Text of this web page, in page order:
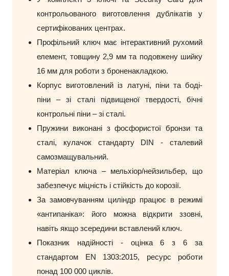
контрольованого виготовлення дублікатів у
сертифікованих центрах.
Профільний ключ має інтерактивний рухомий
елемент, товщину 2,9 мм та подовжену шийку
16 мм для роботи з броненакладкою.
Корпус виготовлений із латуні, піни та боді-
піни – зі сталі підвищеної твердості, бічні
контрольні піни – зі сталі.
Пружини виконані з фосфористої бронзи та
сталі, кулачок стандарту DIN - сталевий
самозмащувальний.
Матеріал ключа – мельхіор/нейзильбер, що
забезпечує міцність і стійкість до корозії.
За замовчуванням циліндр працює в режимі
«антипаніка»: його можна відкрити ззовні,
навіть якщо зсередини вставлений ключ.
Показник надійності - оцінка 6 з 6 за
стандартом EN 1303:2015, ресурс роботи
понад 100 000 циклів.